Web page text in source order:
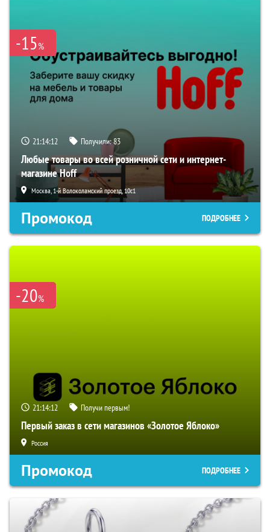
-15%
21:14:11 Получили:83
Любые товары во всей розничной сети и интернет-
магазине Hoff
Москва, 1-й Волоколамский проезд, 10с1
Промокод ПОДРОБНЕЕ
-20%
21:14:11 Получи первым!
Первый заказ в сети магазинов «Золотое Яблоко»
Россия
Промокод ПОДРОБНЕЕ